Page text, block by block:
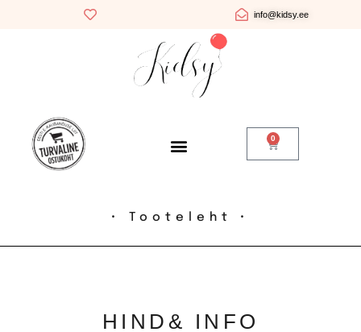
info@kidsy.ee
0
• Tooteleht •
HIND & INFO